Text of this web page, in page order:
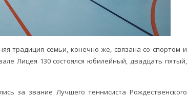
традиция семьи, конечно же, связана со спортом и
Лицея 130 состоялся юбилейный, двадцать пятый,
за звание Лучшего теннисиста Рождественского